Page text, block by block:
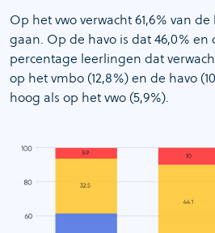
Op het vwo verwacht 61,6% van
gaan. Op de havo is dat 46,0% en
percentage leerlingen dat
op het vmbo (12,8%) en de havo
hoog als op het vwo (5,9%).